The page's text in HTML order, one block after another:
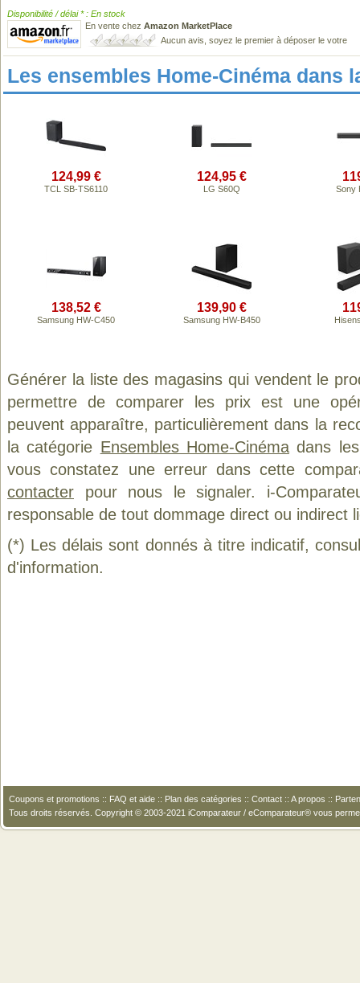
Disponibilité / délai * : En stock
En vente chez Amazon MarketPlace
Aucun avis, soyez le premier à déposer le votre
Les ensembles Home-Cinéma dans
124,99 €
TCL SB-TS6110
124,95 €
LG S60Q Sony
138,52 €
Samsung HW-C450
139,90 €
Samsung HW-B450
Générer la liste des magasins qui vendent le
permettre de comparer les prix est une
peuvent apparaître, particulièrement dans la
la catégorie Ensembles Home-Cinémadans les
vous constatez une erreur dans cette
contacter pour nous le signaler. i-
responsable de tout dommage direct ou indirect
(*) Les délais sont donnés à titre indicatif,
d'information.
Coupons et promotions :: FAQ et aide :: Plan des catégories :: Contact :: A propos ::
Tous droits réservés. Copyright © 2003-2021 iComparateur / eComparateur® vous